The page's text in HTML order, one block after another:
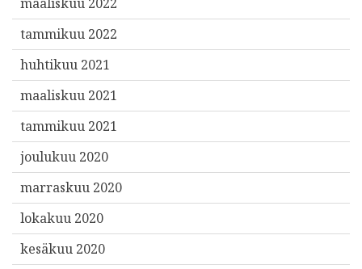
tammikuu 2022
huhtikuu 2021
maaliskuu 2021
tammikuu 2021
joulukuu 2020
marraskuu 2020
lokakuu 2020
kesäkuu 2020